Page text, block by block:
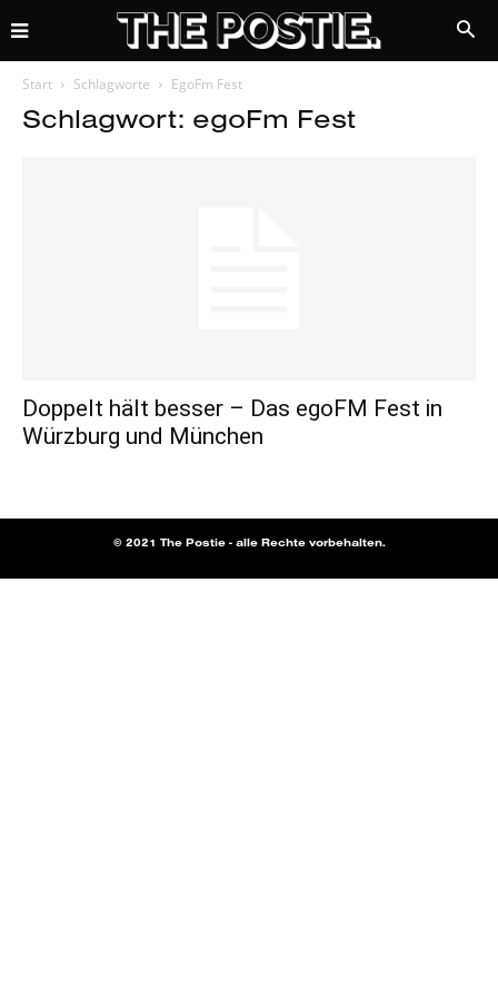
Start Schlagworte EgoFm Fest
Schlagwort: egoFm Fest
Doppelt hält besser – Das egoFM Fest in
Würzburg und München
© 2021 The Postie - alle Rechte vorbehalten.